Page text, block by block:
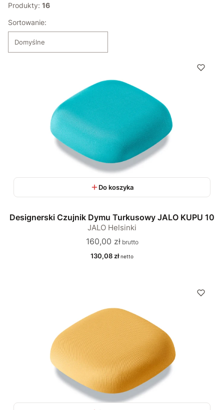
Produkty: 16
Lista produktów
Sortowanie:
Domyślne
Do koszyka
Designerski Czujnik Dymu Turkusowy JALO KUPU 10
JALO Helsinki
Cena
160,00 zł
Cena
130,08 zł